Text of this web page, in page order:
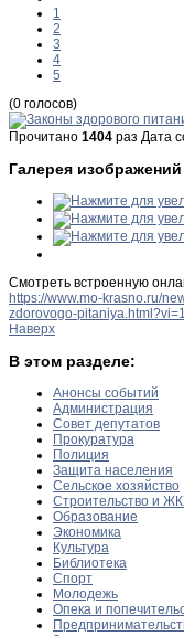
1
2
3
4
5
(0 голосов)
Прочитано 1404 раз Дата
Галерея изображений
Смотреть встроенную
https://www.mo-krasno.ru/
zdorovogo-
Наверх
В этом разделе:
Анонсы событий
Администрация
Совет депутатов
Прокуратура
Полиция
Защита населения
Сельское хозяйство
Строительство и
Образование
Экономика
Культура
Библиотека
Спорт
Молодежь
Опека и